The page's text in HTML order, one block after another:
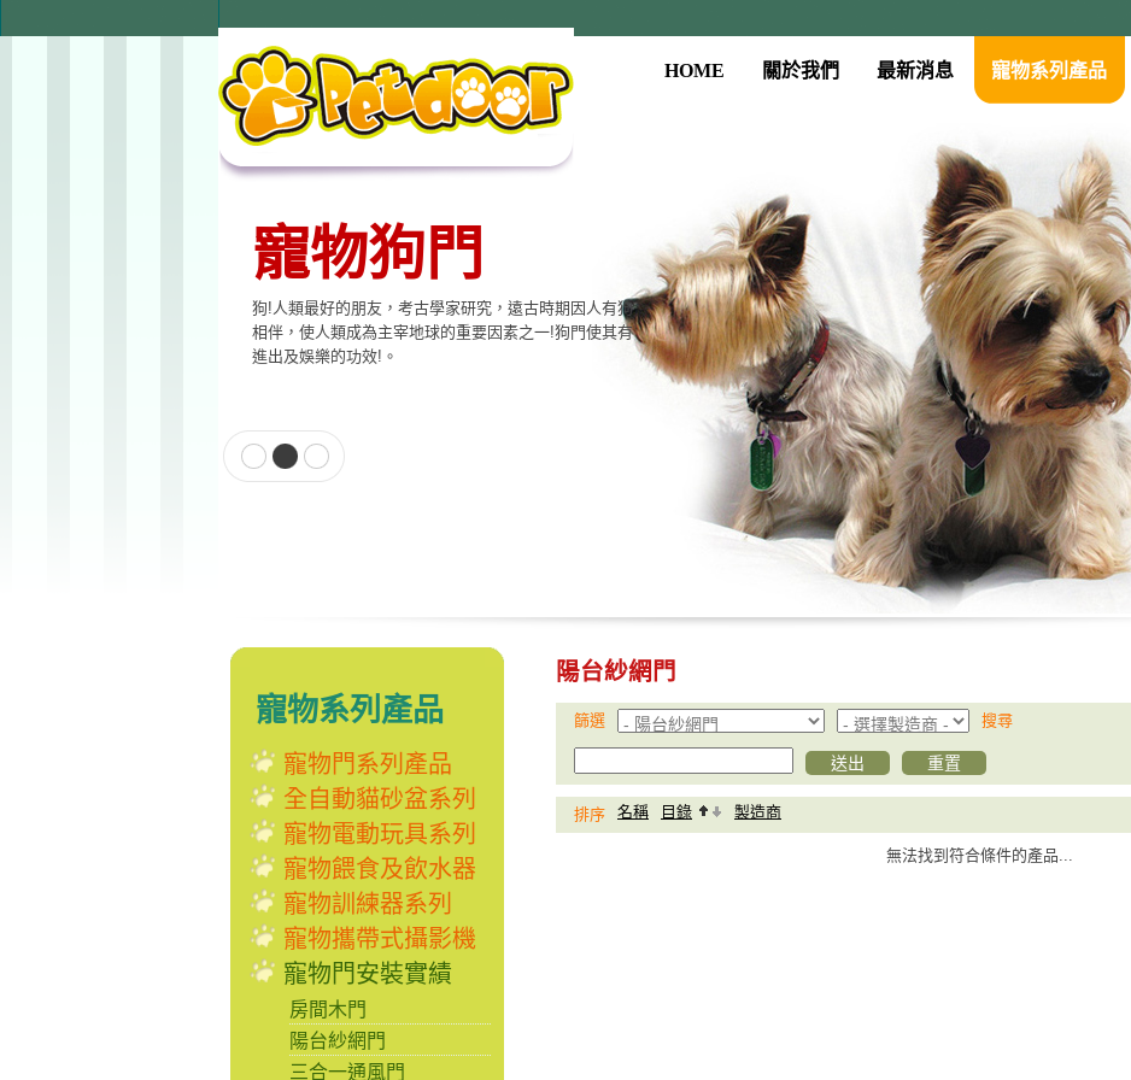
HOME 關於我們 最新消息 寵物系列產品
寵物狗門
狗!人類最好的朋友，考古學家研究，遠古時期因人有狗
相伴，使人類成為主宰地球的重要因素之一!狗門使其有
進出及娛樂的功效!。
寵物系列產品
寵物門系列產品
全自動貓砂盆系列
寵物電動玩具系列
寵物餵食及飲水器
寵物訓練器系列
寵物攜帶式攝影機
寵物門安裝實績
房間木門
陽台紗網門
三合一通風門
陽台紗網門
篩選 搜尋
排序 名稱 目錄 製造商
無法找到符合條件的產品...